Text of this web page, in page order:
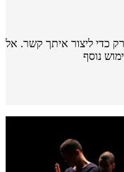
ליצור איתך קשר. אל
נוסף